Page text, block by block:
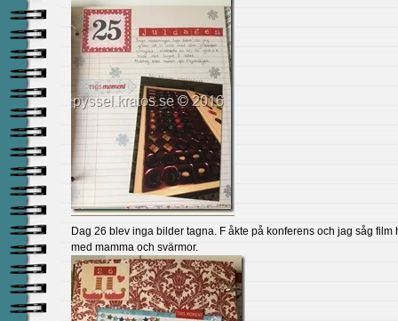
Dag 26 blev inga bilder tagna. F åkte på konferens och jag såg film
med mamma och svärmor.